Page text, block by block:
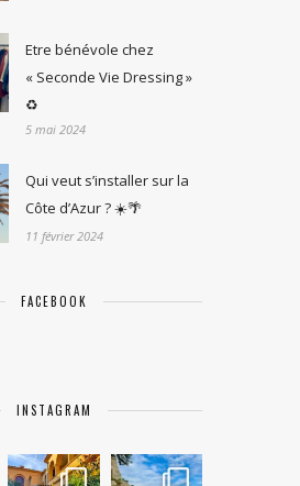
Etre bénévole chez
« Seconde Vie Dressing »
♻️
5 mai 2024
Qui veut s’installer sur la
Côte d’Azur ? ☀️🌴
11 février 2024
FACEBOOK
INSTAGRAM